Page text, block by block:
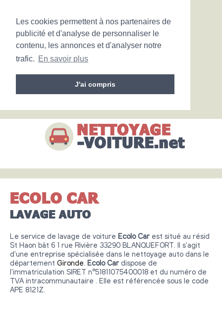
Les cookies permettent à nos partenaires de
publicité et d'analyse de personnaliser le
contenu, les annonces et d'analyser notre
trafic. En savoir plus
J'ai compris
ECOLO CAR
LAVAGE AUTO
Le service de lavage de voiture Ecolo Car est situé au résid
St Haon bât 6 1 rue Rivière 33290 BLANQUEFORT. Il s'agit
d'une entreprise spécialisée dans le nettoyage auto dans le
département Gironde. Ecolo Car dispose de
l'immatriculation SIRET n°51811075400018 et du numéro de
TVA intracommunautaire . Elle est référencée sous le code
APE 8121Z.